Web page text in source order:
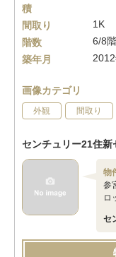
積
間取り
1K
階数
6/8階
築年月
画像カテゴリ
外観 間取り
センチュリー21住新
物
参
ロ
セ